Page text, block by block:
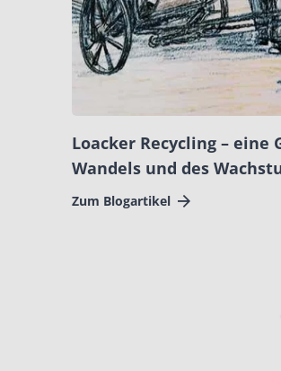
Loacker Recycling – eine
Wandels und des
Zum Blogartikel